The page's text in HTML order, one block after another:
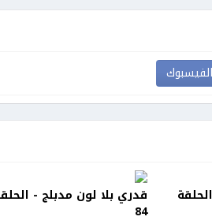
قدري بلا لون مدبلج -
84